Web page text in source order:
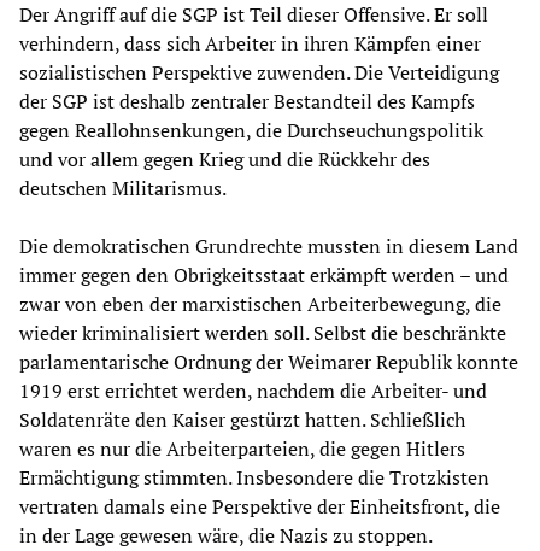
Der Angriff auf die SGP ist Teil dieser Offensive. Er soll
verhindern, dass sich Arbeiter in ihren Kämpfen einer
sozialistischen Perspektive zuwenden. Die Verteidigung
der SGP ist deshalb zentraler Bestandteil des Kampfs
gegen Reallohnsenkungen, die Durchseuchungspolitik
und vor allem gegen Krieg und die Rückkehr des
deutschen Militarismus.
Die demokratischen Grundrechte mussten in diesem Land
immer gegen den Obrigkeitsstaat erkämpft werden – und
zwar von eben der marxistischen Arbeiterbewegung, die
wieder kriminalisiert werden soll. Selbst die beschränkte
parlamentarische Ordnung der Weimarer Republik konnte
1919 erst errichtet werden, nachdem die Arbeiter- und
Soldatenräte den Kaiser gestürzt hatten. Schließlich
waren es nur die Arbeiterparteien, die gegen Hitlers
Ermächtigung stimmten. Insbesondere die Trotzkisten
vertraten damals eine Perspektive der Einheitsfront, die
in der Lage gewesen wäre, die Nazis zu stoppen.